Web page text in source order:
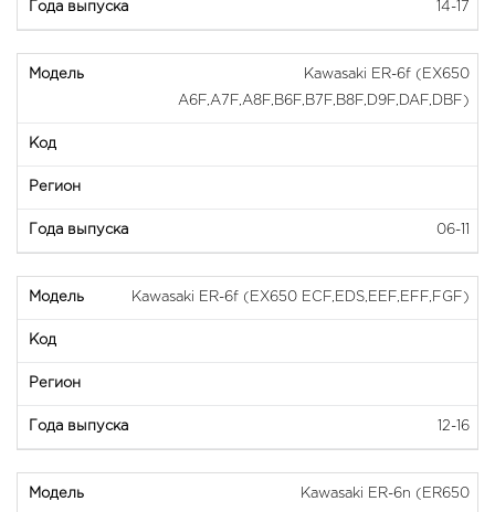
14-17
Kawasaki ER-6f (EX650
A6F,A7F,A8F,B6F,B7F,B8F,D9F,DAF,DBF)
06-11
Kawasaki ER-6f (EX650 ECF,EDS,EEF,EFF,FGF)
12-16
Kawasaki ER-6n (ER650